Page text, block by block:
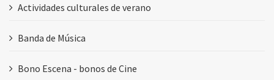
Actividades culturales de verano
Banda de Música
Bono Escena - bonos de Cine